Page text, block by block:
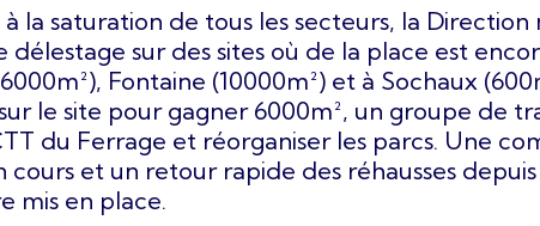
la saturation de tous les secteurs, la Direction
délestage sur des sites où de la place est
Fontaine (10000m²) et à Sochaux
le site pour gagner 6000m², un groupe de
du Ferrage et réorganiser les parcs. Une
cours et un retour rapide des réhausses
mis en place.